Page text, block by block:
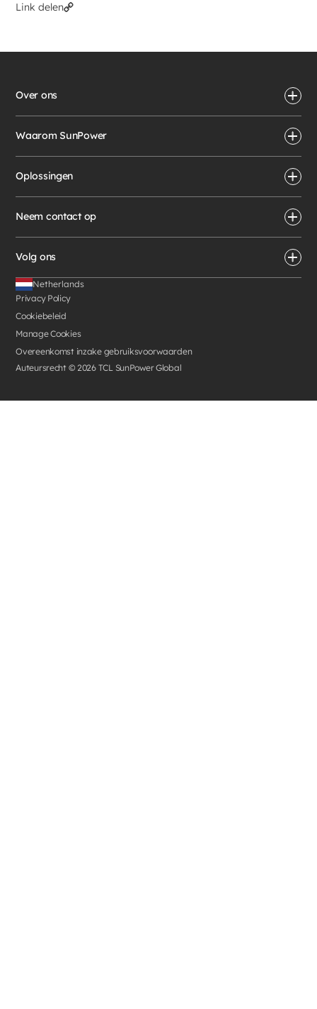
Link delen
Over ons
Waarom SunPower
Oplossingen
Neem contact op
Volg ons
Privacy Policy
Cookiebeleid
Manage Cookies
Overeenkomst inzake gebruiksvoorwaarden
Auteursrecht ©2026TCL SunPower Global
Netherlands